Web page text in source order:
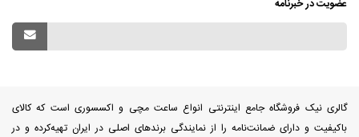
عضویت در خبرنامه
گالری نیک فروشگاه جامع اینترنتی انواع ساعت مچی و اکسسوری است که کالای
باکیفیت و دارای ضمانت‌نامه را از نمایندگی برندهای اصلی در ایران تهیه‌کرده و در